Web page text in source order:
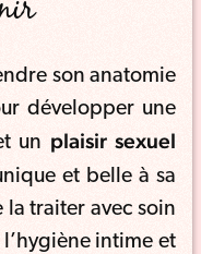
son anatomie
développer une
un plaisir sexuel
et belle à sa
la traiter avec soin
intime et